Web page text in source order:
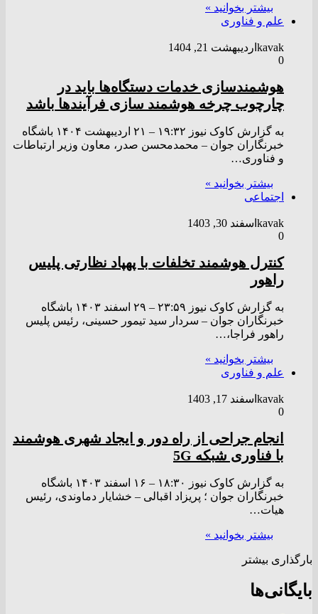
بیشتر بخوانید »
علم و فناوری
kavak اردیبهشت 21, 1404
0
هوشمندسازی خدمات دستگاه‌ها باید در
چارچوب چرخه هوشمند سازی فرآیند‌ها باشد
به گزارش کاوک نیوز ۱۹:۳۲ – ۲۱ ارديبهشت ۱۴۰۴ باشگاه
خبرنگاران جوان – محمدمحسن صدر، معاون وزیر ارتباطات
و فناوری…
بیشتر بخوانید »
اجتماعی
kavak اسفند 30, 1403
0
کنترل هوشمند تخلفات با پهپاد نظارتی پلیس
راهور
به گزارش کاوک نیوز ۲۳:۵۹ – ۲۹ اسفند ۱۴۰۳ باشگاه
خبرنگاران جوان – سردار سید تیمور حسینی، رئیس پلیس
راهور فراجا،…
بیشتر بخوانید »
علم و فناوری
kavak اسفند 17, 1403
0
انجام جراحی‌ از راه دور و ایجاد شهری هوشمند
با فناوری شبکه 5G
به گزارش کاوک نیوز ۱۸:۳۰ – ۱۶ اسفند ۱۴۰۳ باشگاه
خبرنگاران جوان ؛ پریزاد اقبالی – خشایار دماوندی، رئیس
هیات…
بیشتر بخوانید »
بارگذاری بیشتر
بایگانی‌ها